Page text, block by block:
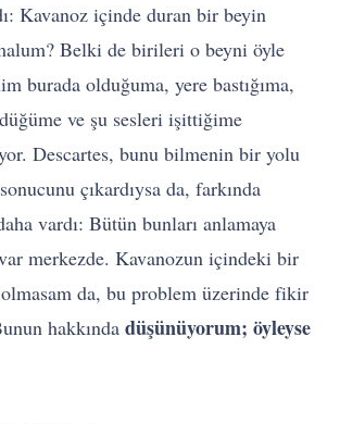
Kavanoz içinde duran bir beyin
Belki de birileri o beyni öyle
burada olduğuma, yere bastığıma,
ve şu sesleri işittiğime
Descartes, bunu bilmenin bir yolu
çıkardıysa da, farkında
vardı: Bütün bunları anlamaya
merkezde. Kavanozun içindeki bir
da, bu problem üzerinde fikir
hakkındadüşünüyorum; öyleyse